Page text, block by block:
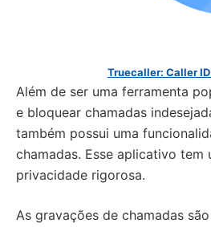
Truecaller: Caller
Além de ser uma ferramenta
e bloquear chamadas
também possui uma
chamadas. Esse aplicativo tem
privacidade rigorosa.
As gravações de chamadas